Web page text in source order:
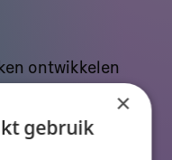
ontwikkelen
virtuele sets
×
gebruik